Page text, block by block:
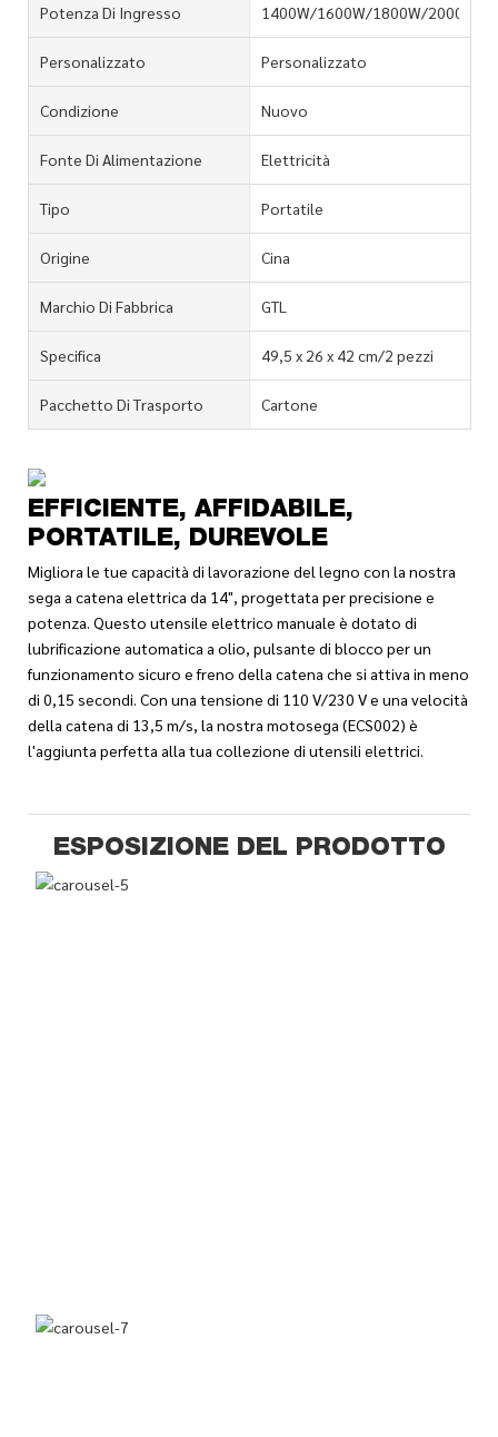
Potenza Di Ingresso 1400W/1600W/1800W/2000W/
Personalizzato Personalizzato
Condizione Nuovo
Fonte Di Alimentazione Elettricità
Tipo Portatile
Origine Cina
Marchio Di Fabbrica GTL
Specifica 49,5 x 26 x 42 cm/2 pezzi
Pacchetto Di Trasporto Cartone
EFFICIENTE, AFFIDABILE,
PORTATILE, DUREVOLE
Migliora le tue capacità di lavorazione del legno con la nostra
sega a catena elettrica da 14", progettata per precisione e
potenza. Questo utensile elettrico manuale è dotato di
lubrificazione automatica a olio, pulsante di blocco per un
funzionamento sicuro e freno della catena che si attiva in meno
di 0,15 secondi. Con una tensione di 110 V/230 V e una velocità
della catena di 13,5 m/s, la nostra motosega (ECS002) è
l'aggiunta perfetta alla tua collezione di utensili elettrici.
ESPOSIZIONE DEL PRODOTTO